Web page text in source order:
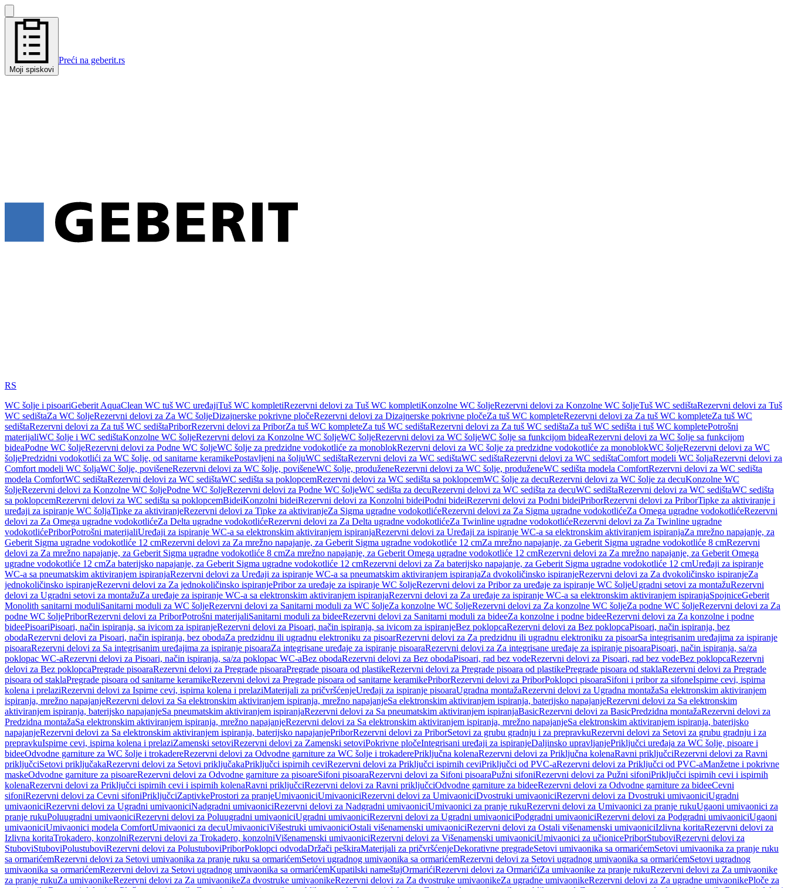
Moji spiskovi
Preći na geberit.rs
RS
WC šolje i pisoariGeberit AquaClean WC tuš WC uređajiTuš WC kompletiRezervni delovi za Tuš WC kompletiKonzolne WC šoljeRezervni delovi za Konzolne WC šoljeTuš WC sedištaRezervni delovi za Tuš
WC sedištaZa WC šoljeRezervni delovi za Za WC šoljeDizajnerske pokrivne pločeRezervni delovi za Dizajnerske pokrivne pločeZa tuš WC kompleteRezervni delovi za Za tuš WC kompleteZa tuš WC
sedištaRezervni delovi za Za tuš WC sedištaPriborRezervni delovi za PriborZa tuš WC kompleteZa tuš WC sedištaRezervni delovi za Za tuš WC sedištaZa tuš WC sedišta i tuš WC kompletePotrošni
materijaliWC šolje i WC sedištaKonzolne WC šoljeRezervni delovi za Konzolne WC šoljeWC šoljeRezervni delovi za WC šoljeWC šolje sa funkcijom bideaRezervni delovi za WC šolje sa funkcijom
bideaPodne WC šoljeRezervni delovi za Podne WC šoljeWC šolje za predzidne vodokotliće za monoblokRezervni delovi za WC šolje za predzidne vodokotliće za monoblokWC šoljeRezervni delovi za WC
šoljePredzidni vodokotlići za WC šolje, od sanitarne keramikePostavljeni na šoljuWC sedištaRezervni delovi za WC sedištaWC sedištaRezervni delovi za WC sedištaComfort modeli WC šoljaRezervni delovi za
Comfort modeli WC šoljaWC šolje, povišeneRezervni delovi za WC šolje, povišeneWC šolje, produženeRezervni delovi za WC šolje, produženeWC sedišta modela ComfortRezervni delovi za WC sedišta
modela ComfortWC sedištaRezervni delovi za WC sedištaWC sedišta sa poklopcemRezervni delovi za WC sedišta sa poklopcemWC šolje za decuRezervni delovi za WC šolje za decuKonzolne WC
šoljeRezervni delovi za Konzolne WC šoljePodne WC šoljeRezervni delovi za Podne WC šoljeWC sedišta za decuRezervni delovi za WC sedišta za decuWC sedištaRezervni delovi za WC sedištaWC sedišta
sa poklopcemRezervni delovi za WC sedišta sa poklopcemBideiKonzolni bideiRezervni delovi za Konzolni bideiPodni bideiRezervni delovi za Podni bideiPriborRezervni delovi za PriborTipke za aktiviranje i
uređaji za ispiranje WC šoljaTipke za aktiviranjeRezervni delovi za Tipke za aktiviranjeZa Sigma ugradne vodokotlićeRezervni delovi za Za Sigma ugradne vodokotlićeZa Omega ugradne vodokotlićeRezervni
delovi za Za Omega ugradne vodokotlićeZa Delta ugradne vodokotlićeRezervni delovi za Za Delta ugradne vodokotlićeZa Twinline ugradne vodokotlićeRezervni delovi za Za Twinline ugradne
vodokotlićePriborPotrošni materijaliUređaji za ispiranje WC-a sa elektronskim aktiviranjem ispiranjaRezervni delovi za Uređaji za ispiranje WC-a sa elektronskim aktiviranjem ispiranjaZa mrežno napajanje, za
Geberit Sigma ugradne vodokotliće 12 cmRezervni delovi za Za mrežno napajanje, za Geberit Sigma ugradne vodokotliće 12 cmZa mrežno napajanje, za Geberit Sigma ugradne vodokotliće 8 cmRezervni
delovi za Za mrežno napajanje, za Geberit Sigma ugradne vodokotliće 8 cmZa mrežno napajanje, za Geberit Omega ugradne vodokotliće 12 cmRezervni delovi za Za mrežno napajanje, za Geberit Omega
ugradne vodokotliće 12 cmZa baterijsko napajanje, za Geberit Sigma ugradne vodokotliće 12 cmRezervni delovi za Za baterijsko napajanje, za Geberit Sigma ugradne vodokotliće 12 cmUređaji za ispiranje
WC-a sa pneumatskim aktiviranjem ispiranjaRezervni delovi za Uređaji za ispiranje WC-a sa pneumatskim aktiviranjem ispiranjaZa dvokoličinsko ispiranjeRezervni delovi za Za dvokoličinsko ispiranjeZa
jednokoličinsko ispiranjeRezervni delovi za Za jednokoličinsko ispiranjePribor za uređaje za ispiranje WC šoljeRezervni delovi za Pribor za uređaje za ispiranje WC šoljeUgradni setovi za montažuRezervni
delovi za Ugradni setovi za montažuZa uređaje za ispiranje WC-a sa elektronskim aktiviranjem ispiranjaRezervni delovi za Za uređaje za ispiranje WC-a sa elektronskim aktiviranjem ispiranjaSpojniceGeberit
Monolith sanitarni moduliSanitarni moduli za WC šoljeRezervni delovi za Sanitarni moduli za WC šoljeZa konzolne WC šoljeRezervni delovi za Za konzolne WC šoljeZa podne WC šoljeRezervni delovi za Za
podne WC šoljePriborRezervni delovi za PriborPotrošni materijaliSanitarni moduli za bideeRezervni delovi za Sanitarni moduli za bideeZa konzolne i podne bideeRezervni delovi za Za konzolne i podne
bideePisoariPisoari, način ispiranja, sa ivicom za ispiranjeRezervni delovi za Pisoari, način ispiranja, sa ivicom za ispiranjeBez poklopcaRezervni delovi za Bez poklopcaPisoari, način ispiranja, bez
obodaRezervni delovi za Pisoari, način ispiranja, bez obodaZa predzidnu ili ugradnu elektroniku za pisoarRezervni delovi za Za predzidnu ili ugradnu elektroniku za pisoarSa integrisanim uređajima za ispiranje
pisoaraRezervni delovi za Sa integrisanim uređajima za ispiranje pisoaraZa integrisane uređaje za ispiranje pisoaraRezervni delovi za Za integrisane uređaje za ispiranje pisoaraPisoari, način ispiranja, sa/za
poklopac WC-aRezervni delovi za Pisoari, način ispiranja, sa/za poklopac WC-aBez obodaRezervni delovi za Bez obodaPisoari, rad bez vodeRezervni delovi za Pisoari, rad bez vodeBez poklopcaRezervni
delovi za Bez poklopcaPregrade pisoaraRezervni delovi za Pregrade pisoaraPregrade pisoara od plastikeRezervni delovi za Pregrade pisoara od plastikePregrade pisoara od staklaRezervni delovi za Pregrade
pisoara od staklaPregrade pisoara od sanitarne keramikeRezervni delovi za Pregrade pisoara od sanitarne keramikePriborRezervni delovi za PriborPoklopci pisoaraSifoni i pribor za sifoneIspirne cevi, ispirna
kolena i prelaziRezervni delovi za Ispirne cevi, ispirna kolena i prelaziMaterijali za pričvršćenjeUređaji za ispiranje pisoaraUgradna montažaRezervni delovi za Ugradna montažaSa elektronskim aktiviranjem
ispiranja, mrežno napajanjeRezervni delovi za Sa elektronskim aktiviranjem ispiranja, mrežno napajanjeSa elektronskim aktiviranjem ispiranja, baterijsko napajanjeRezervni delovi za Sa elektronskim
aktiviranjem ispiranja, baterijsko napajanjeSa pneumatskim aktiviranjem ispiranjaRezervni delovi za Sa pneumatskim aktiviranjem ispiranjaBasicRezervni delovi za BasicPredzidna montažaRezervni delovi za
Predzidna montažaSa elektronskim aktiviranjem ispiranja, mrežno napajanjeRezervni delovi za Sa elektronskim aktiviranjem ispiranja, mrežno napajanjeSa elektronskim aktiviranjem ispiranja, baterijsko
napajanjeRezervni delovi za Sa elektronskim aktiviranjem ispiranja, baterijsko napajanjePriborRezervni delovi za PriborSetovi za grubu gradnju i za prepravkuRezervni delovi za Setovi za grubu gradnju i za
prepravkuIspirne cevi, ispirna kolena i prelaziZamenski setoviRezervni delovi za Zamenski setoviPokrivne pločeIntegrisani uređaji za ispiranjeDaljinsko upravljanjePriključci uređaja za WC šolje, pisoare i
bideeOdvodne garniture za WC šolje i trokadereRezervni delovi za Odvodne garniture za WC šolje i trokaderePriključna kolenaRezervni delovi za Priključna kolenaRavni priključciRezervni delovi za Ravni
priključciSetovi priključakaRezervni delovi za Setovi priključakaPriključci ispirnih ceviRezervni delovi za Priključci ispirnih ceviPriključci od PVC-aRezervni delovi za Priključci od PVC-aManžetne i pokrivne
maskeOdvodne garniture za pisoareRezervni delovi za Odvodne garniture za pisoareSifoni pisoaraRezervni delovi za Sifoni pisoaraPužni sifoniRezervni delovi za Pužni sifoniPriključci ispirnih cevi i ispirnih
kolenaRezervni delovi za Priključci ispirnih cevi i ispirnih kolenaRavni priključciRezervni delovi za Ravni priključciOdvodne garniture za bideeRezervni delovi za Odvodne garniture za bideeCevni
sifoniRezervni delovi za Cevni sifoniPriključciZaptivkeProstori za pranjeUmivaoniciUmivaoniciRezervni delovi za UmivaoniciDvostruki umivaoniciRezervni delovi za Dvostruki umivaoniciUgradni
umivaoniciRezervni delovi za Ugradni umivaoniciNadgradni umivaoniciRezervni delovi za Nadgradni umivaoniciUmivaonici za pranje rukuRezervni delovi za Umivaonici za pranje rukuUgaoni umivaonici za
pranje rukuPoluugradni umivaoniciRezervni delovi za Poluugradni umivaoniciUgradni umivaoniciRezervni delovi za Ugradni umivaoniciPodgradni umivaoniciRezervni delovi za Podgradni umivaoniciUgaoni
umivaoniciUmivaonici modela ComfortUmivaonici za decuUmivaoniciVišestruki umivaoniciOstali višenamenski umivaoniciRezervni delovi za Ostali višenamenski umivaoniciIzlivna koritaRezervni delovi za
Izlivna koritaTrokadero, konzolniRezervni delovi za Trokadero, konzolniVišenamenski umivaoniciRezervni delovi za Višenamenski umivaoniciUmivaonici za učionicePriborStuboviRezervni delovi za
StuboviStuboviPolustuboviRezervni delovi za PolustuboviPriborPoklopci odvodaDržači peškiraMaterijali za pričvršćenjeDekorativne pregradeSetovi umivaonika sa ormarićemSetovi umivaonika za pranje ruku
sa ormarićemRezervni delovi za Setovi umivaonika za pranje ruku sa ormarićemSetovi ugradnog umivaonika sa ormarićemRezervni delovi za Setovi ugradnog umivaonika sa ormarićemSetovi ugradnog
umivaonika sa ormarićemRezervni delovi za Setovi ugradnog umivaonika sa ormarićemKupatilski nameštajOrmarićiRezervni delovi za OrmarićiZa umivaonike za pranje rukuRezervni delovi za Za umivaonike
za pranje rukuZa umivaonikeRezervni delovi za Za umivaonikeZa dvostruke umivaonikeRezervni delovi za Za dvostruke umivaonikeZa ugradne umivaonikeRezervni delovi za Za ugradne umivaonikePloče za